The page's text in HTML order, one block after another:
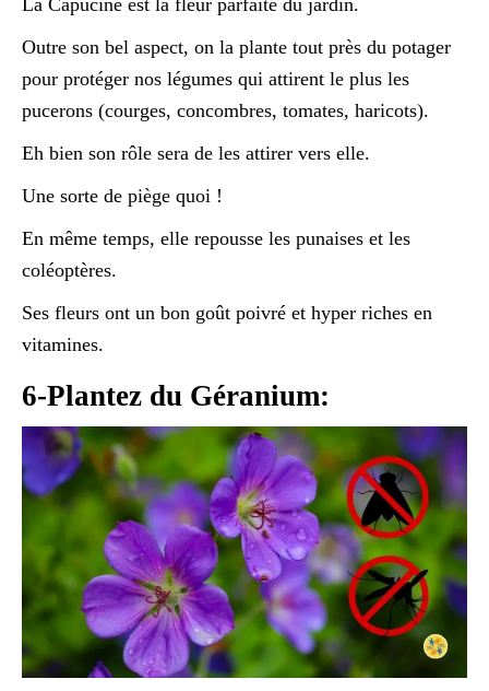
La Capucine est la fleur parfaite du jardin.
Outre son bel aspect, on la plante tout près du potager
pour protéger nos légumes qui attirent le plus les
pucerons (courges, concombres, tomates, haricots).
Eh bien son rôle sera de les attirer vers elle.
Une sorte de piège quoi !
En même temps, elle repousse les punaises et les
coléoptères.
Ses fleurs ont un bon goût poivré et hyper riches en
vitamines.
6-Plantez du Géranium: